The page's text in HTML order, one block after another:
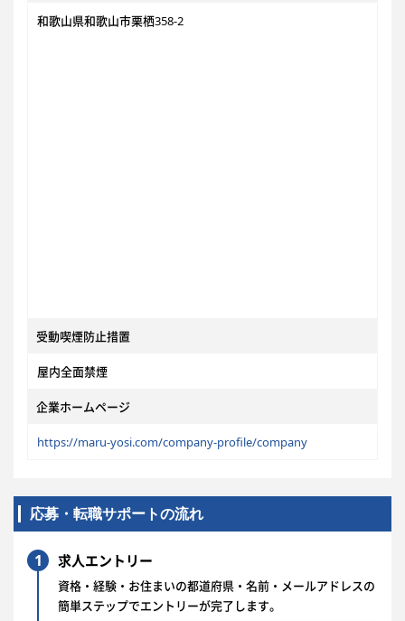
和歌山県和歌山市栗栖358-2
受動喫煙防止措置
屋内全面禁煙
企業ホームページ
https://maru-yosi.com/company-profile/company
応募・転職サポートの流れ
1 求人エントリー
資格・経験・お住まいの都道府県・名前・メールアドレスの
簡単ステップでエントリーが完了します。